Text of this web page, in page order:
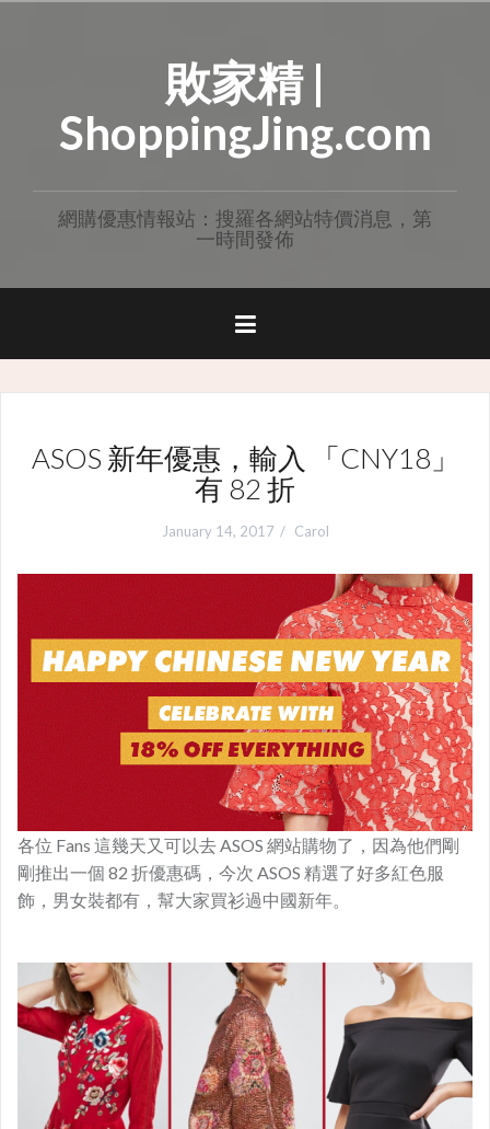
敗家精 |
ShoppingJing.com
網購優惠情報站：搜羅各網站特價消息，第
一時間發佈
ASOS 新年優惠，輸入 「CNY18」
有 82 折
January 14, 2017 Carol
各位 Fans 這幾天又可以去 ASOS 網站購物了，因為他們剛
剛推出一個 82 折優惠碼，今次 ASOS 精選了好多紅色服
飾，男女裝都有，幫大家買衫過中國新年。